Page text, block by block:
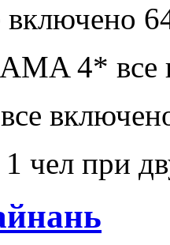
4* все
1 чел при